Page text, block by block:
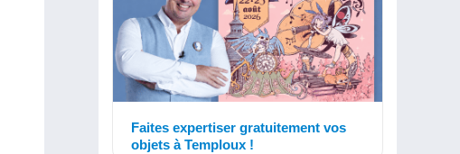
Faites expertiser gratuitement vos
objets à Temploux !